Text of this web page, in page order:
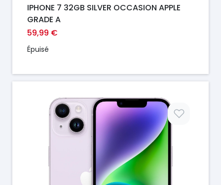
IPHONE 7 32GB SILVER OCCASION APPLE
GRADE A
59,99 €
Épuisé